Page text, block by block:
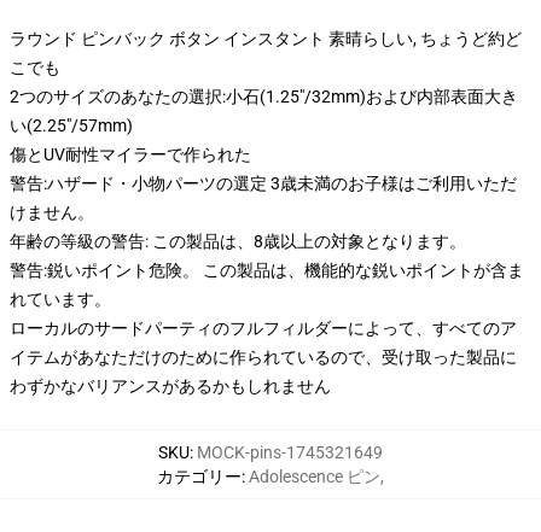
ラウンド ピンバック ボタン インスタント 素晴らしい, ちょうど約ど
こでも
2つのサイズのあなたの選択:小石(1.25"/32mm)および内部表面大き
い(2.25"/57mm)
傷とUV耐性マイラーで作られた
警告:ハザード・小物パーツの選定 3歳未満のお子様はご利用いただ
けません。
年齢の等級の警告: この製品は、8歳以上の対象となります。
警告:鋭いポイント危険。 この製品は、機能的な鋭いポイントが含ま
れています。
ローカルのサードパーティのフルフィルダーによって、すべてのア
イテムがあなただけのために作られているので、受け取った製品に
わずかなバリアンスがあるかもしれません
SKU: MOCK-pins-1745321649
カテゴリー:Adolescence ピン,